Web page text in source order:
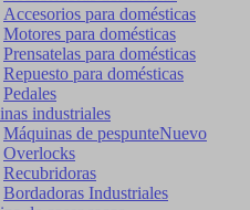
Accesorios para domésticas
Motores para domésticas
Prensatelas para domésticas
Repuesto para domésticas
Pedales
industriales
Máquinas de pespunteNuevo
Overlocks
Recubridoras
Bordadoras Industriales